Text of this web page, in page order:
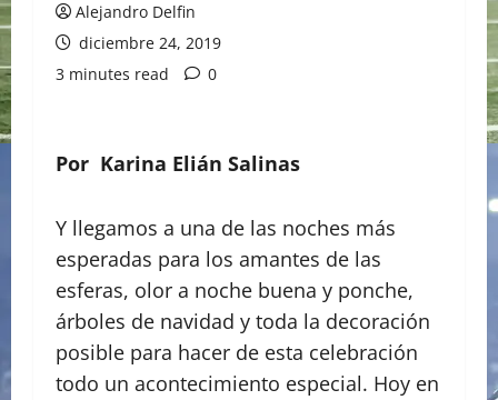
Alejandro Delfin
diciembre 24, 2019
3 minutes read
0
Por Karina Elián Salinas
Y llegamos a una de las noches más
esperadas para los amantes de las
esferas, olor a noche buena y ponche,
árboles de navidad y toda la decoración
posible para hacer de esta celebración
todo un acontecimiento especial. Hoy en